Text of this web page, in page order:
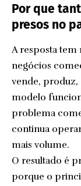
Por que
presos no
A resposta
negócios
vende, produz,
modelo
problema
continua
mais volume.
O resultado é
porque o